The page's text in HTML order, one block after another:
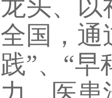
龙头、以
全国，通
践”、“